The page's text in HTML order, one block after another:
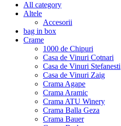
All category
Altele
Accesorii
bag in box
Crame
1000 de Chipuri
Casa de Vinuri Cotnari
Casa de Vinuri Stefanesti
Casa de Vinuri Zaig
Crama Agape
Crama Aramic
Crama ATU Winery
Crama Balla Geza
Crama Bauer